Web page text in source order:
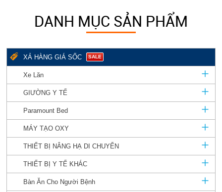
DANH MỤC SẢN PHẨM
XẢ HÀNG GIÁ SỐC SALE
Xe Lăn
GIƯỜNG Y TẾ
Paramount Bed
MÁY TẠO OXY
THIẾT BỊ NÂNG HẠ DI CHUYỂN
THIẾT BỊ Y TẾ KHÁC
Bàn Ăn Cho Người Bệnh